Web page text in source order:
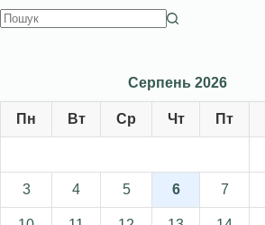
Серпень 2026
Пн Вт Ср Чт Пт
3 4 5 6 7